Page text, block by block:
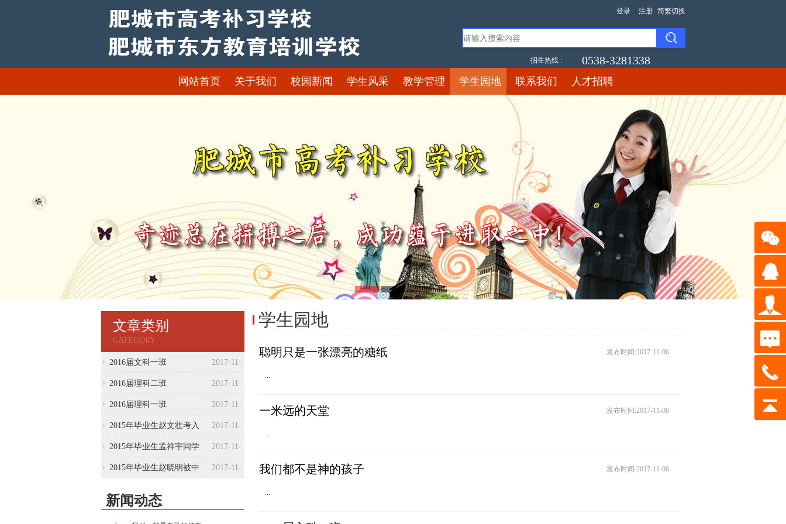
招生热线 : 0538-3281338
登录 注册 简繁切换
网站首页 关于我们 校园新闻 学生风采 教学管理 学生园地 联系我们 人才招聘
文章类别
CATEGORY
学生园地
聪明只是一张漂亮的糖纸 发布时间:2017-11-06
...
一米远的天堂 发布时间:2017-11-06
...
我们都不是神的孩子 发布时间:2017-11-06
...
2016届文科一班 2017-11-
06
2016届理科二班 2017-11-
06
2016届理科一班 2017-11-
06
2015年毕业生赵文壮考入
中央戏剧学院
2017-11-
06
2015年毕业生孟祥宇同学
考入山东警察学院
2017-11-
06
2015年毕业生赵晓明被中
院（军校）录取！
2017-11-
新闻动态